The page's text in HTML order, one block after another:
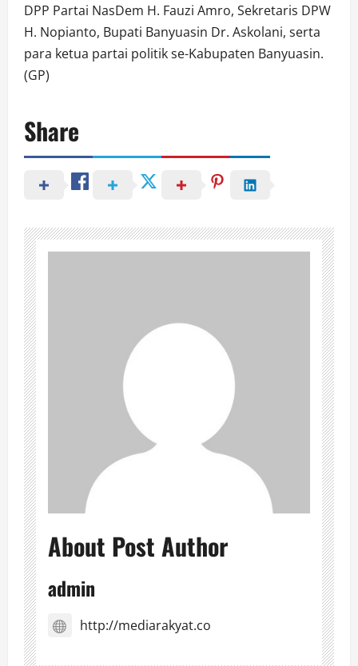
DPP Partai NasDem H. Fauzi Amro, Sekretaris DPW
H. Nopianto, Bupati Banyuasin Dr. Askolani, serta
para ketua partai politik se-Kabupaten Banyuasin.
(GP)
Share
About Post Author
admin
http://mediarakyat.co